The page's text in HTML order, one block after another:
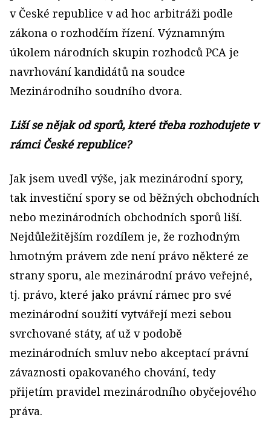
v České republice v ad hoc arbitráži podle
zákona o rozhodčím řízení. Významným
úkolem národních skupin rozhodců PCA je
navrhování kandidátů na soudce
Mezinárodního soudního dvora.
Liší se nějak od sporů, které třeba rozhodujete v
rámci České republice?
Jak jsem uvedl výše, jak mezinárodní spory,
tak investiční spory se od běžných obchodních
nebo mezinárodních obchodních sporů liší.
Nejdůležitějším rozdílem je, že rozhodným
hmotným právem zde není právo některé ze
strany sporu, ale mezinárodní právo veřejné,
tj. právo, které jako právní rámec pro své
mezinárodní soužití vytvářejí mezi sebou
svrchované státy, ať už v podobě
mezinárodních smluv nebo akceptací právní
závaznosti opakovaného chování, tedy
přijetím pravidel mezinárodního obyčejového
práva.